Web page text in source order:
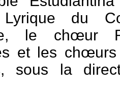
du
le chœur
et les
sous la